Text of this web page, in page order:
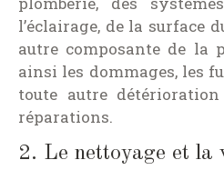
l’éclairage, de la surface
autre composante de la
ainsi les dommages, les
toute autre
réparations.
2. Le nettoyage et la